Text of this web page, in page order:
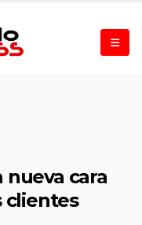
nueva cara
clientes